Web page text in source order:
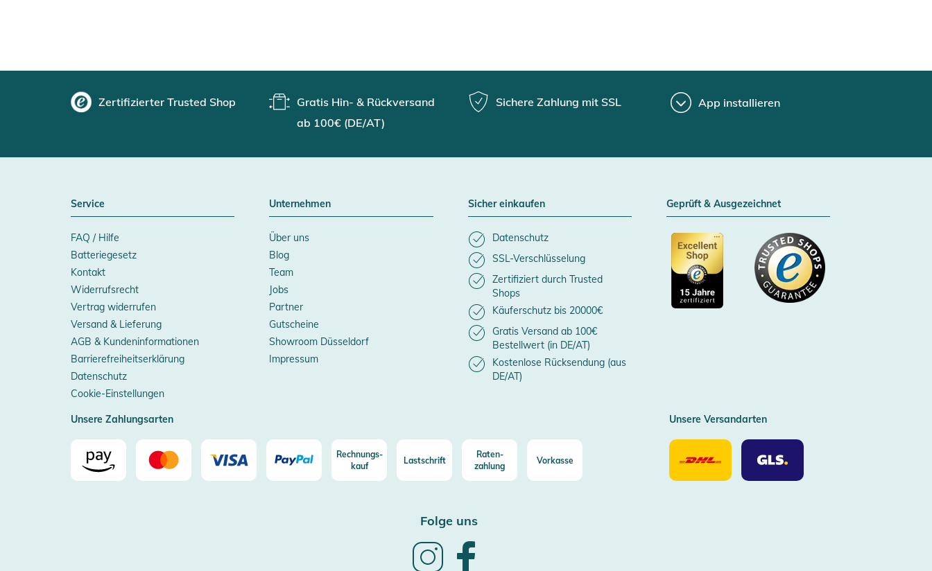
Zertifizierter Trusted Shop
Gratis Hin- & Rückversand
ab 100€ (DE/AT)
Sichere Zahlung mit SSL App installieren
Service
FAQ / Hilfe
Batteriegesetz
Kontakt
Widerrufsrecht
Vertrag widerrufen
Versand & Lieferung
AGB & Kundeninformationen
Barrierefreiheitserklärung
Datenschutz
Cookie-Einstellungen
Unternehmen
Über uns
Blog
Team
Jobs
Partner
Gutscheine
Showroom Düsseldorf
Impressum
Sicher einkaufen
Datenschutz
SSL-Verschlüsselung
Zertifiziert durch Trusted
Shops
Käuferschutz bis 20000€
Gratis Versand ab 100€
Bestellwert (in DE/AT)
Kostenlose Rücksendung (aus
DE/AT)
Geprüft & Ausgezeichnet
Unsere Zahlungsarten
Rechnungs-
kauf
Lastschrift
Raten-
zahlung
Vorkasse
Unsere Versandarten
Unsere
Versandarten
DHL
Unsere
Versandarten
GLS
Folge uns
Follow